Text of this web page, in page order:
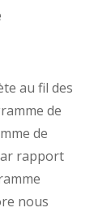
au fil des
de
de
rapport
nous